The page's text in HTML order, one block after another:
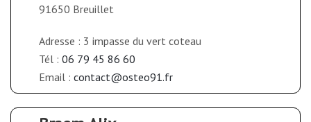
91650 Breuillet
Adresse : 3 impasse du vert coteau
Tél : 06 79 45 86 60
Email : contact@osteo91.fr